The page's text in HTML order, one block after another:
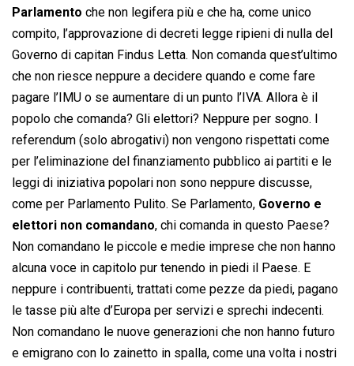
b
o
o
k
s
A
p
p
e
d
I
n
a
d
s
l
L
i
n
k
t
Parlamento che non legifera più e che ha, come unico
compito, l’approvazione di decreti legge ripieni di nulla del
Governo di capitan Findus Letta. Non comanda quest’ultimo
che non riesce neppure a decidere quando e come fare
pagare l’IMU o se aumentare di un punto l’IVA. Allora è il
popolo che comanda? Gli elettori? Neppure per sogno. I
referendum (solo abrogativi) non vengono rispettati come
per l’eliminazione del finanziamento pubblico ai partiti e le
leggi di iniziativa popolari non sono neppure discusse,
come per Parlamento Pulito. Se Parlamento, Governo e
elettori non comandano, chi comanda in questo Paese?
Non comandano le piccole e medie imprese che non hanno
alcuna voce in capitolo pur tenendo in piedi il Paese. E
neppure i contribuenti, trattati come pezze da piedi, pagano
le tasse più alte d’Europa per servizi e sprechi indecenti.
Non comandano le nuove generazioni che non hanno futuro
e emigrano con lo zainetto in spalla, come una volta i nostri